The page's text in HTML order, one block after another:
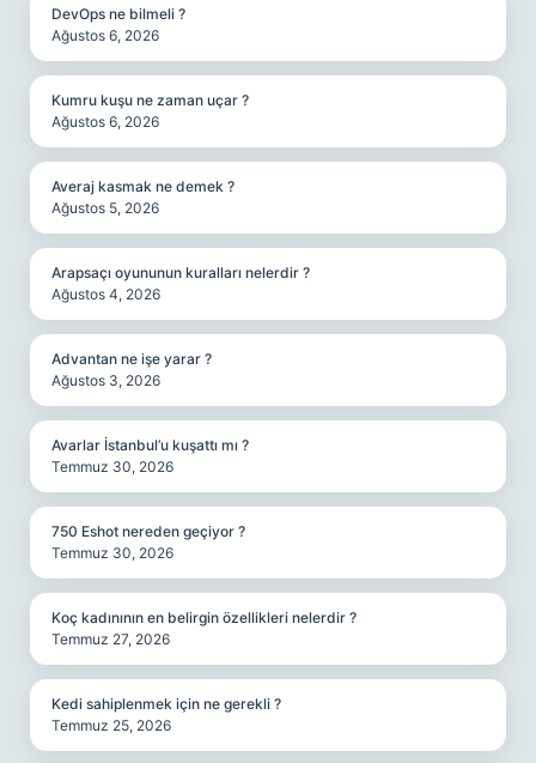
DevOps ne bilmeli ?
Ağustos 6, 2026
Kumru kuşu ne zaman uçar ?
Ağustos 6, 2026
Averaj kasmak ne demek ?
Ağustos 5, 2026
Arapsaçı oyununun kuralları nelerdir ?
Ağustos 4, 2026
Advantan ne işe yarar ?
Ağustos 3, 2026
Avarlar İstanbul’u kuşattı mı ?
Temmuz 30, 2026
750 Eshot nereden geçiyor ?
Temmuz 30, 2026
Koç kadınının en belirgin özellikleri nelerdir ?
Temmuz 27, 2026
Kedi sahiplenmek için ne gerekli ?
Temmuz 25, 2026